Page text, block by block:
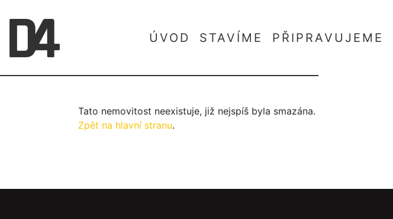
ÚVOD STAVÍME PŘIPRAVUJEME
Tato nemovitost neexistuje, již nejspíš byla smazána.
Zpět na hlavní stranu.